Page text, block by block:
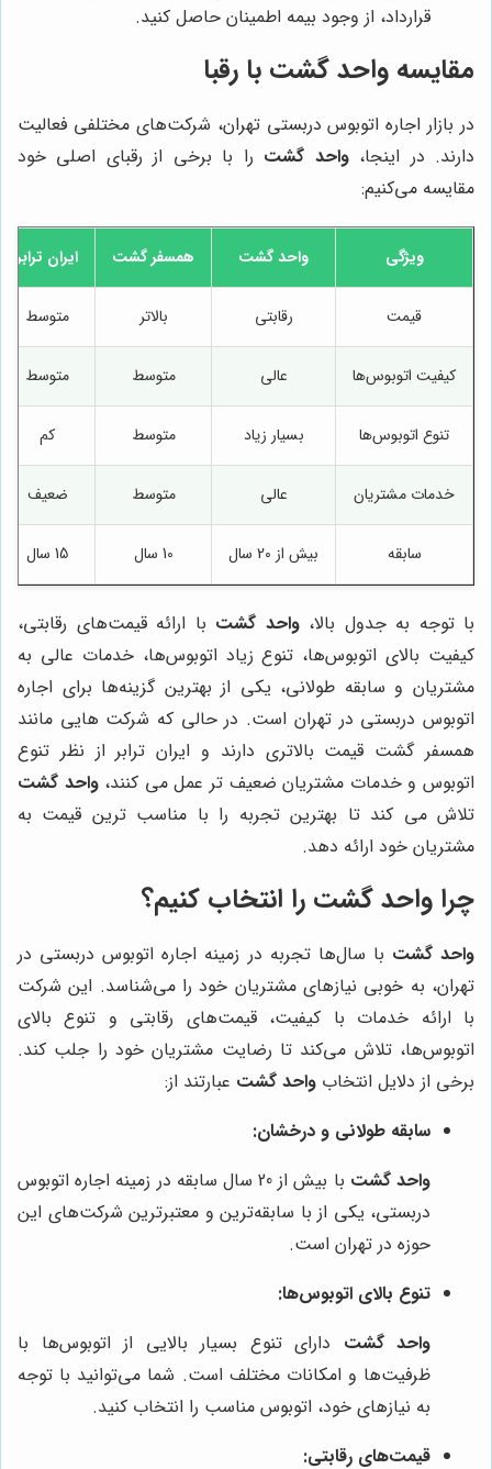
قرارداد، از وجود بیمه اطمینان حاصل کنید.
مقایسه واحد گشت با رقبا
در بازار اجاره اتوبوس دربستی تهران، شرکت‌های مختلفی فعالیت
دارند. در اینجا،واحد گشت را با برخی از رقبای اصلی خود
مقایسه می‌کنیم:
ویژگی واحد گشت همسفر گشت ایران ترابر
قیمت رقابتی بالاتر متوسط
کیفیت اتوبوس‌ها عالی متوسط متوسط
تنوع اتوبوس‌ها بسیار زیاد متوسط کم
خدمات مشتریان عالی متوسط ضعیف
سابقه بیش از 20 سال 10 سال 15 سال
با توجه به جدول بالا،واحد گشت با ارائه قیمت‌های رقابتی،
کیفیت بالای اتوبوس‌ها، تنوع زیاد اتوبوس‌ها، خدمات عالی به
مشتریان و سابقه طولانی، یکی از بهترین گزینه‌ها برای اجاره
اتوبوس دربستی در تهران است. در حالی که شرکت هایی مانند
همسفر گشت قیمت بالاتری دارند و ایران ترابر از نظر تنوع
اتوبوس و خدمات مشتریان ضعیف تر عمل می کنند،واحد گشت
تلاش می کند تا بهترین تجربه را با مناسب ترین قیمت به
مشتریان خود ارائه دهد.
چرا واحد گشت را انتخاب کنیم؟
واحد گشت با سال‌ها تجربه در زمینه اجاره اتوبوس دربستی در
تهران، به خوبی نیازهای مشتریان خود را می‌شناسد. این شرکت
با ارائه خدمات با کیفیت، قیمت‌های رقابتی و تنوع بالای
اتوبوس‌ها، تلاش می‌کند تا رضایت مشتریان خود را جلب کند.
برخی از دلایل انتخاب واحد گشت عبارتند از:
سابقه طولانی و درخشان:
واحد گشت
با بیش از 20 سال سابقه در زمینه اجاره اتوبوس
دربستی، یکی از با سابقه‌ترین و معتبرترین شرکت‌های این
حوزه در تهران است.
تنوع بالای اتوبوس‌ها:
واحد گشت دارای تنوع بسیار بالایی از اتوبوس‌ها با
ظرفیت‌ها و امکانات مختلف است. شما می‌توانید با توجه
به نیازهای خود، اتوبوس مناسب را انتخاب کنید.
قیمت‌های رقابتی: